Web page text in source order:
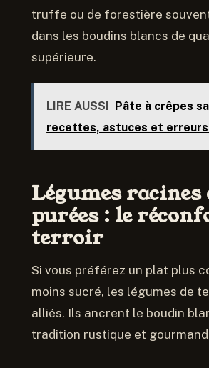
truffe ou de forestière
dans les boudins blancs de
supérieure.
LIRE AUSSI Pâte à crêpes
recettes, astuces et
Légumes racines
purées : le
terroir
Si vous préférez un plat plus
moins sucré, les légumes de
alliés. Ils ancrent le boudin
tradition rustique et